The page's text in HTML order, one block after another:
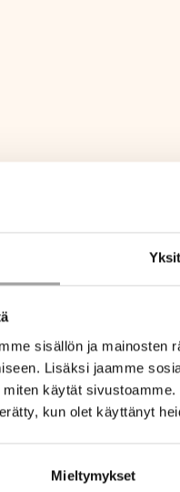
sisällön ja mainosten
Lisäksi jaamme
käytät
kun olet käyttänyt
Mieltymykset